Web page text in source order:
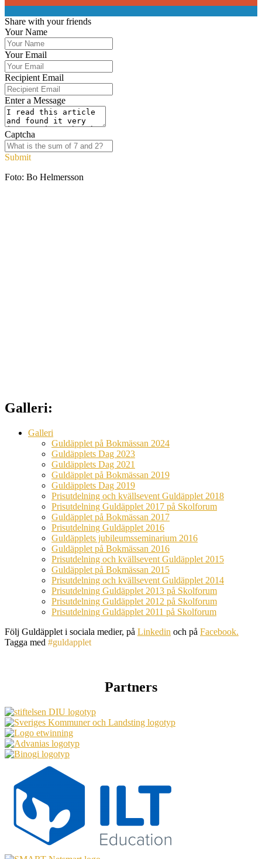
Share with your friends
Your Name
Your Email
Recipient Email
Enter a Message
Captcha
Submit
Foto: Bo Helmersson
Galleri:
Galleri
Guldäpplet på Bokmässan 2024
Guldäpplets Dag 2023
Guldäpplets Dag 2021
Guldäpplet på Bokmässan 2019
Guldäpplets Dag 2019
Prisutdelning och kvällsevent Guldäpplet 2018
Prisutdelning Guldäpplet 2017 på Skolforum
Guldäpplet på Bokmässan 2017
Prisutdelning Guldäpplet 2016
Guldäpplets jubileumsseminarium 2016
Guldäpplet på Bokmässan 2016
Prisutdelning och kvällsevent Guldäpplet 2015
Guldäpplet på Bokmässan 2015
Prisutdelning och kvällsevent Guldäpplet 2014
Prisutdelning Guldäpplet 2013 på Skolforum
Prisutdelning Guldäpplet 2012 på Skolforum
Prisutdelning Guldäpplet 2011 på Skolforum
Följ Guldäpplet i sociala medier, på Linkedin och på Facebook.
Tagga med #guldapplet
Partners